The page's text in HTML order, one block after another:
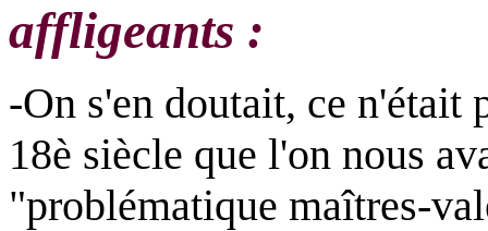
affligeants :
-On s'en doutait, ce n'était
18è siècle que l'on nous
"problématique maîtres-